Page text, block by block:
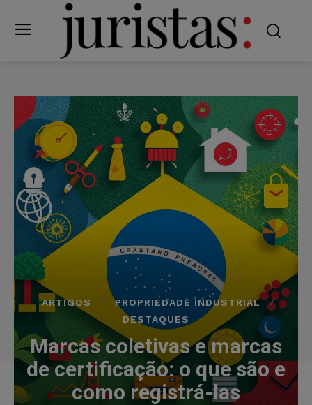
ARTIGOS
PROPRIEDADE INDUSTRIAL
DESTAQUES
Marcas coletivas e marcas
de certificação: o que são e
como registrá-las